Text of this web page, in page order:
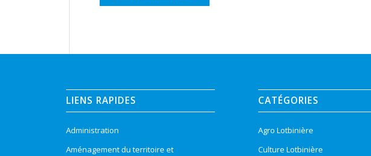
LIENS RAPIDES
Administration
Aménagement du territoire et
CATÉGORIES
Agro Lotbinière
Culture Lotbinière